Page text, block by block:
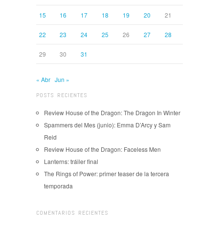
15 16 17 18 19 20 21
22 23 24 25 26 27 28
29 30 31
« Abr Jun »
POSTS RECIENTES
Review House of the Dragon: The Dragon In Winter
Spammers del Mes (junio): Emma D’Arcy y Sam
Reid
Review House of the Dragon: Faceless Men
Lanterns: tráiler final
The Rings of Power: primer teaser de la tercera
temporada
COMENTARIOS RECIENTES